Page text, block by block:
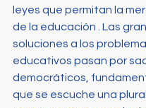
leyes que permitan la
de la educación . Las
soluciones a los
educativos pasan por
democráticos,
que se escuche una